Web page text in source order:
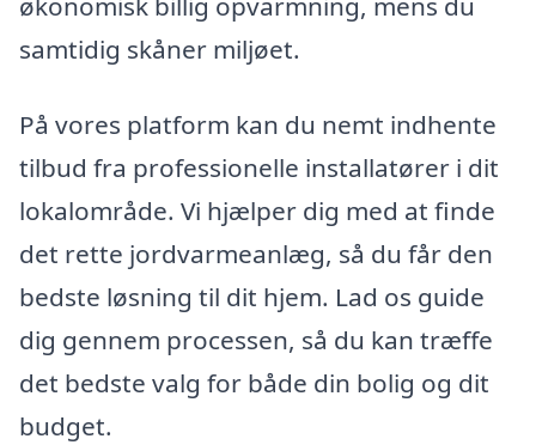
samtidig skåner miljøet.
På vores platform kan du nemt indhente
tilbud fra professionelle installatører i dit
lokalområde. Vi hjælper dig med at finde
det rette jordvarmeanlæg, så du får den
bedste løsning til dit hjem. Lad os guide
dig gennem processen, så du kan træffe
det bedste valg for både din bolig og dit
budget.